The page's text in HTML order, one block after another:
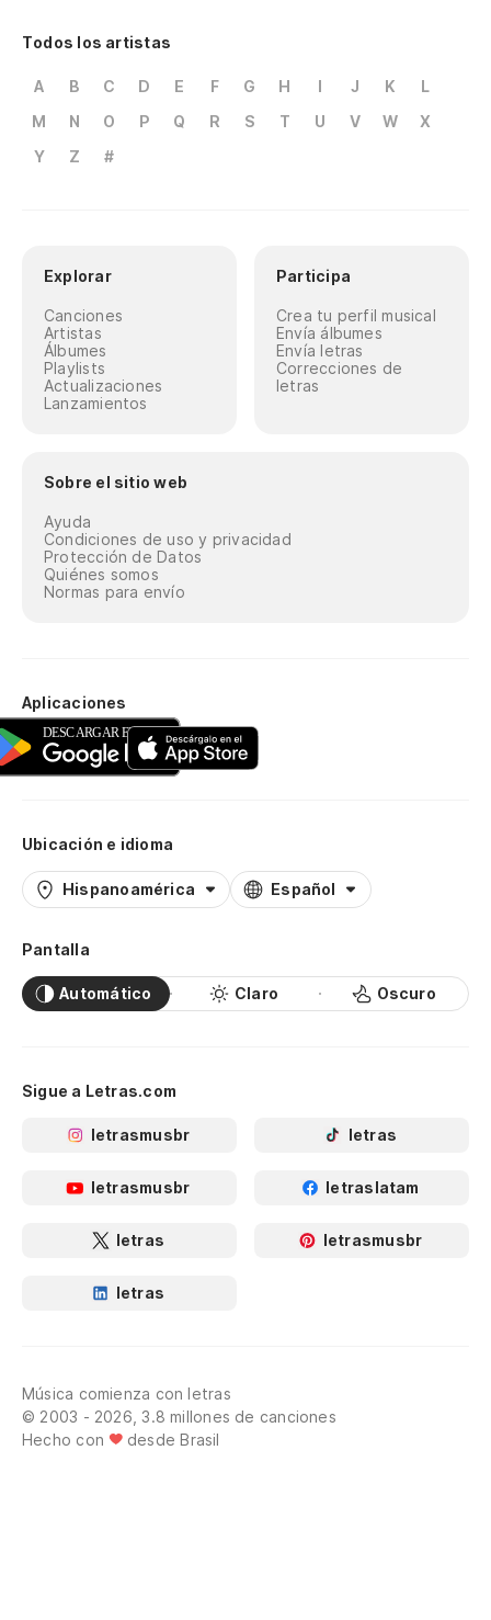
Todos los artistas
A B C D E F G H I J K
L
M
N O P Q R S T U V W
X
Y
Z #
Explorar
Canciones
Artistas
Álbumes
Playlists
Actualizaciones
Lanzamientos
Participa
Crea tu perfil musical
Envía álbumes
Envía letras
Correcciones de
letras
Sobre el sitio web
Ayuda
Condiciones de uso y privacidad
Protección de Datos
Quiénes somos
Normas para envío
Aplicaciones
Ubicación e idioma
Hispanoamérica Español
Pantalla
Automático Claro Oscuro
Sigue a Letras.com
letrasmusbr letras
letrasmusbr letraslatam
letras letrasmusbr
letras
Música comienza con letras
© 2003 - 2026, 3.8 millones de canciones
Hecho con
desde Brasil